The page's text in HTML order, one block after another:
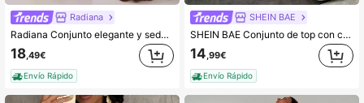
Radiana
Radiana Conjunto elegante y seductor de 2 piezas blanco de verano para mujer, top corto asimétrico sin hombros & falda de cola de pez, traje de falda formal para fiesta nocturna y vacaciones
18,49€
Envío Rápido
SHEIN BAE
SHEIN BAE Conjunto de top con cuello asimétrico y fruncido + falda sólida rosa con cintura alta, fruncida y con abertura, para verano
14,99€
Envío Rápido